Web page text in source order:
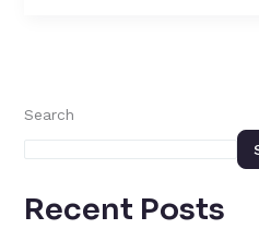
Search
Recent Posts